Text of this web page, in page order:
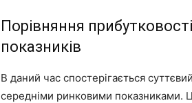
Порівняння
показників
В даний час спостерігається
середніми ринковими показниками.